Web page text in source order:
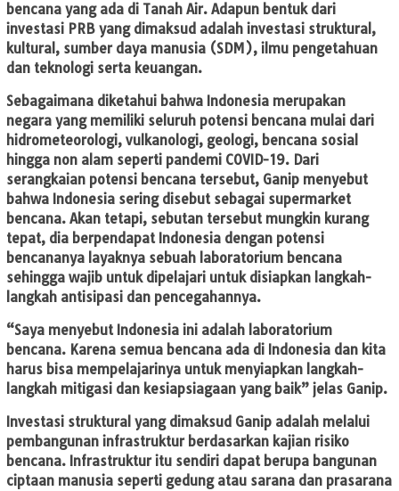
bencana yang ada di Tanah Air. Adapun bentuk dari
investasi PRB yang dimaksud adalah investasi struktural,
kultural, sumber daya manusia (SDM), ilmu pengetahuan
dan teknologi serta keuangan.
Sebagaimana diketahui bahwa Indonesia merupakan
negara yang memiliki seluruh potensi bencana mulai dari
hidrometeorologi, vulkanologi, geologi, bencana sosial
hingga non alam seperti pandemi COVID-19. Dari
serangkaian potensi bencana tersebut, Ganip menyebut
bahwa Indonesia sering disebut sebagai supermarket
bencana. Akan tetapi, sebutan tersebut mungkin kurang
tepat, dia berpendapat Indonesia dengan potensi
bencananya layaknya sebuah laboratorium bencana
sehingga wajib untuk dipelajari untuk disiapkan langkah-
langkah antisipasi dan pencegahannya.
“Saya menyebut Indonesia ini adalah laboratorium
bencana. Karena semua bencana ada di Indonesia dan kita
harus bisa mempelajarinya untuk menyiapkan langkah-
langkah mitigasi dan kesiapsiagaan yang baik” jelas Ganip.
Investasi struktural yang dimaksud Ganip adalah melalui
pembangunan infrastruktur berdasarkan kajian risiko
bencana. Infrastruktur itu sendiri dapat berupa bangunan
ciptaan manusia seperti gedung atau sarana dan prasarana